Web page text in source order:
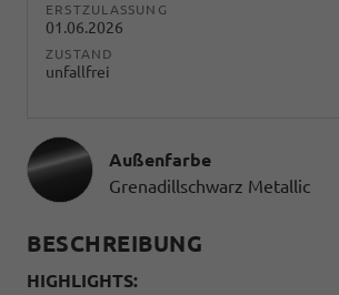
ERSTZULASSUNG
01.06.2026
ZUSTAND
unfallfrei
Außenfarbe
Grenadillschwarz Metallic
BESCHREIBUNG
HIGHLIGHTS: